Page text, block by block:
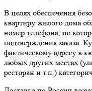
В целях обеспечения
квартиру жилого дома
номер телефона, по
подтверждения заказа.
фактическому адресу в
любых других местах
ресторан и т.п.)